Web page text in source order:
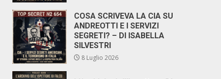
COSA SCRIVEVA LA CIA SU
ANDREOTTI E I SERVIZI
SEGRETI? – DI ISABELLA
SILVESTRI
8 Luglio 2026